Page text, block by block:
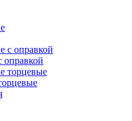
оправкой